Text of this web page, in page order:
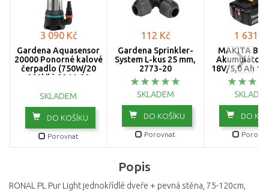
3 090 Kč
Gardena Aquasensor
20000 Ponorné kalové
čerpadlo (750W/20
000l/h) 9044-20
SKLADEM
DO KOŠÍKU
Porovnat
112 Kč
Gardena Sprinkler-
System L-kus 25 mm,
2773-20
SKLADEM
DO KOŠÍKU
Porovnat
1 631
MAKITA
Akumulátor
18V/5,0 Ah
DO
Popis
RONAL PL Pur Light jednokřídlé dveře + pevná stěna, 75-120cm,